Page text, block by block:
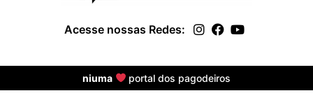
Acesse nossas Redes:
niuma portal dos pagodeiros